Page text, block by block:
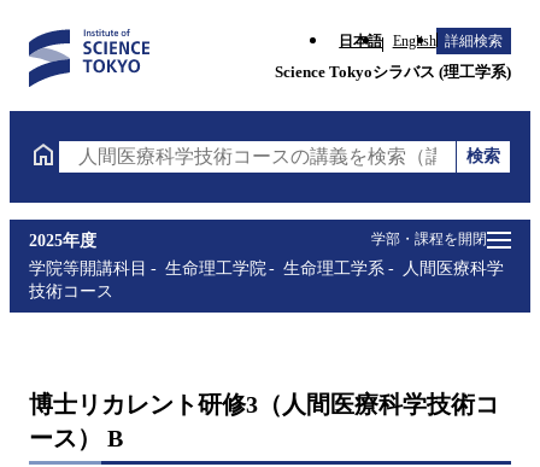
日本語 English 詳細検索
Science Tokyoシラバス (理工学系)
人間医療科学技術コースの講義を検索（講義名・科
検索
学部・課程を開閉
2025年度
学院等開講科目
生命理工学院 生命理工学系
人間医療科学
技術コース
博士リカレント研修3（人間医療科学技術コ
ース） B